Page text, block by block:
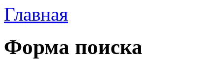
Главная
Форма поиска